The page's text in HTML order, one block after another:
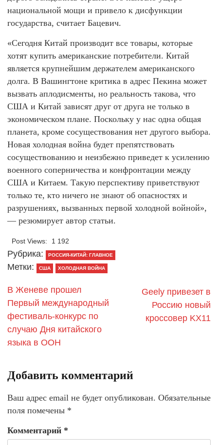
национальной мощи и привело к дисфункции
государства, считает Бацевич.
«Сегодня Китай производит все товары, которые
хотят купить американские потребители. Китай
является крупнейшим держателем американского
долга. В Вашингтоне критика в адрес Пекина может
вызвать аплодисменты, но реальность такова, что
США и Китай зависят друг от друга не только в
экономическом плане. Поскольку у нас одна общая
планета, кроме сосуществования нет другого выбора.
Новая холодная война будет препятствовать
сосуществованию и неизбежно приведет к усилению
военного соперничества и конфронтации между
США и Китаем. Такую перспективу приветствуют
только те, кто ничего не знают об опасностях и
разрушениях, вызванных первой холодной войной»,
— резюмирует автор статьи.
Post Views: 1 192
Рубрика: РОССИЯ-КИТАЙ: ГЛАВНОЕ
Метки: США ХОЛОДНАЯ ВОЙНА
В Женеве прошел
Первый международный
фестиваль-конкурс по
случаю Дня китайского
языка в ООН
Geely привезет в
Россию новый
кроссовер KX11
Добавить комментарий
Ваш адрес email не будет опубликован. Обязательные
поля помечены *
Комментарий *